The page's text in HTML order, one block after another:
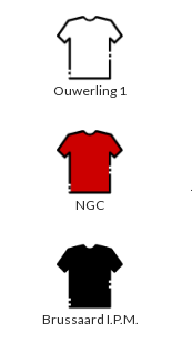
Ouwerling 1
NGC
Brussaard I.P.M.